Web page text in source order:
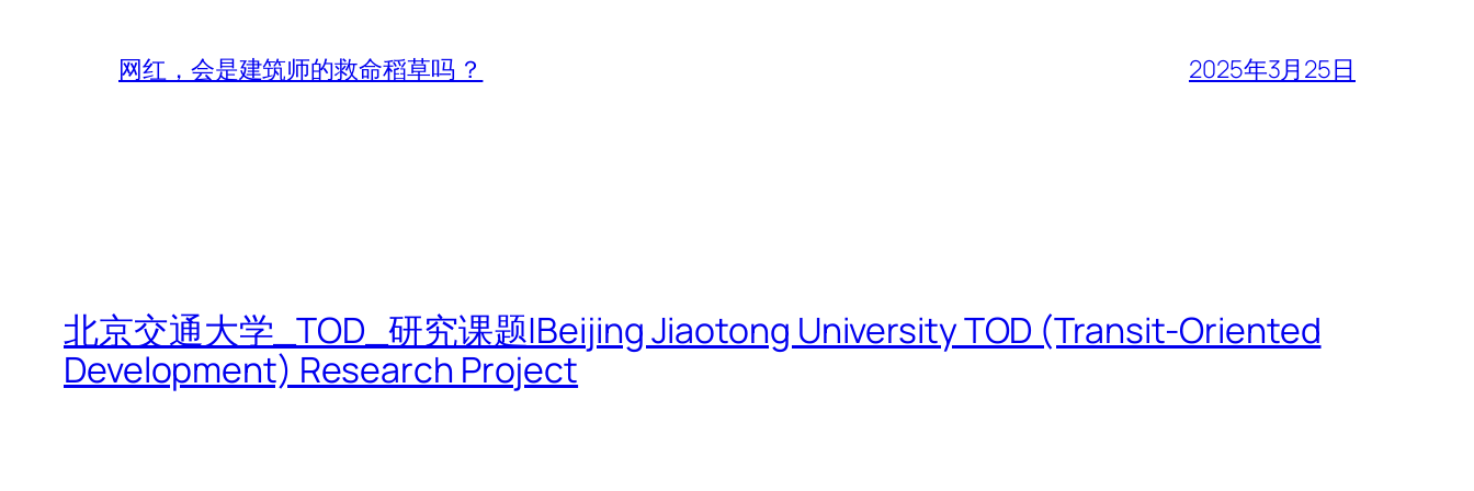
网红，会是建筑师的救命稻草吗 ？ 2025年3月25日
北京交通大学_TOD_研究课题|Beijing Jiaotong University TOD (Transit-Oriented
Development) Research Project